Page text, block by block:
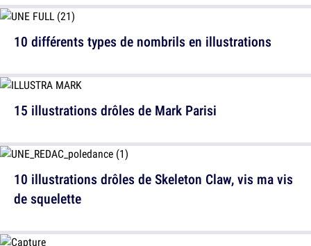
10 différents types de nombrils en illustrations
10 illustrations drôles de Skeleton Claw, vis ma vis
de squelette
15 illustrations drôles de Mark Parisi